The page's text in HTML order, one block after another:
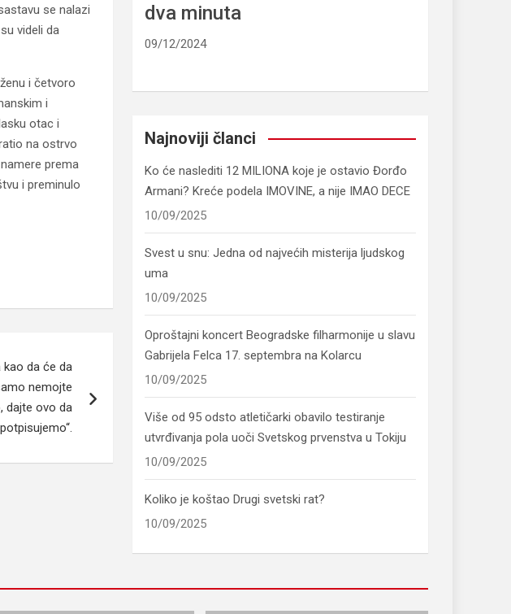
se nalazi
videli da
i četvoro
i
otac i
na ostrvo
prema
i preminulo
kao da će da
nemojte
dajte ovo da
potpisujemo“.
dva minuta
09/12/2024
Najnoviji članci
Ko će naslediti 12 MILIONA koje je ostavio Đorđo
Armani? Kreće podela IMOVINE, a nije IMAO DECE
10/09/2025
Svest u snu: Jedna od najvećih misterija ljudskog
uma
10/09/2025
Oproštajni koncert Beogradske filharmonije u slavu
Gabrijela Felca 17. septembra na Kolarcu
10/09/2025
Više od 95 odsto atletičarki obavilo testiranje
utvrđivanja pola uoči Svetskog prvenstva u Tokiju
10/09/2025
Koliko je koštao Drugi svetski rat?
10/09/2025